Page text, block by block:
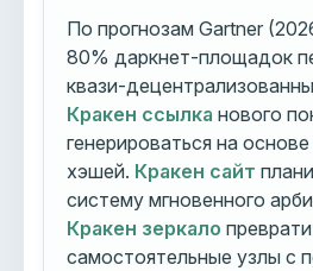
По прогнозам Gartner
80% даркнет-площадок
квази-
Кракен ссылка нового
генерироваться на
хэшей. Кракен сайт
систему мгновенного
Кракен зеркало
самостоятельные узлы с